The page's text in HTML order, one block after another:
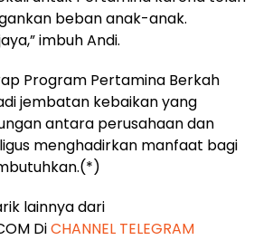
beban anak-anak.
imbuh Andi.
Program Pertamina Berkah
jembatan kebaikan yang
antara perusahaan dan
menghadirkan manfaat bagi
lainnya dari
DiCHANNEL TELEGRAM